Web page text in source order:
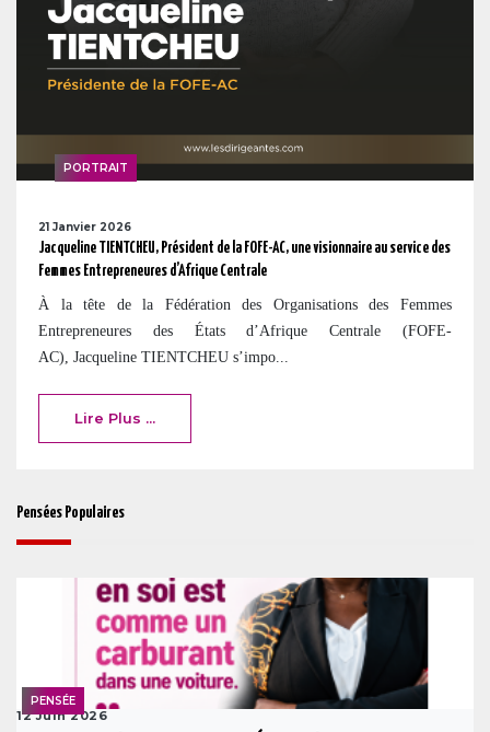
PORTRAIT
21 Janvier 2026
Jacqueline TIENTCHEU, Président de la FOFE-AC, une visionnaire au service des
Femmes Entrepreneures d’Afrique Centrale
À la tête de la Fédération des Organisations des Femmes
Entrepreneures des États d’Afrique Centrale (FOFE-
AC), Jacqueline TIENTCHEU s’impo...
Lire Plus ...
Pensées Populaires
PENSÉE
12 Juin 2026